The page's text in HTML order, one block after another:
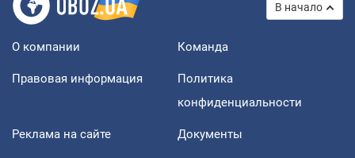
В начало
О компании Команда
Правовая информация
Политика
конфиденциальности
Реклама на сайте Документы